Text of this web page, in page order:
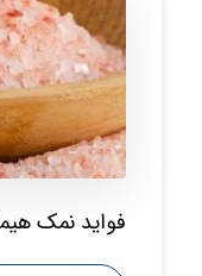
فواید نمک